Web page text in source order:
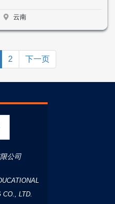
云南
2 下一页
公司
LTD.